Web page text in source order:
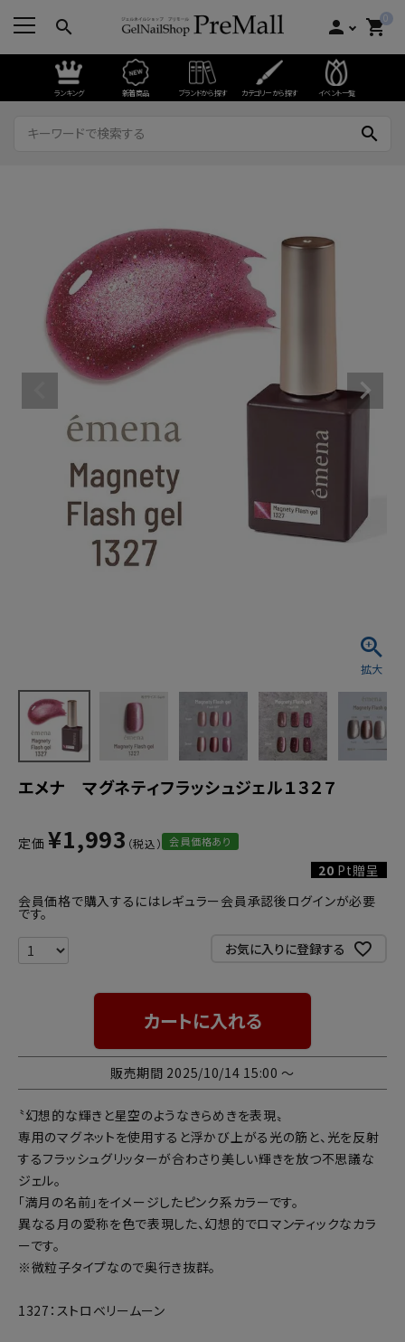
search person 0
shopping_cart
ランキング 新着商品 ブランドから探す カテゴリーから探す イベント一覧
search
エメナ マグネティフラッシュジェル１３２７
定価 ¥1,993 会員価格あり
20 Pt贈呈
会員価格で購入するにはレギュラー会員承認後ログインが必要
です。
お気に入りに登録する
カートに入れる
販売期間 2025/10/14 15:00 〜
〝幻想的な輝きと星空のようなきらめきを表現〟
専用のマグネットを使用すると浮かび上がる光の筋と、光を反射
するフラッシュグリッターが合わさり美しい輝きを放つ不思議な
ジェル。
「満月の名前」をイメージしたピンク系カラーです。
異なる月の愛称を色で表現した、幻想的でロマンティックなカラ
ーです。
※微粒子タイプなので奥行き抜群。
1327：ストロベリームーン